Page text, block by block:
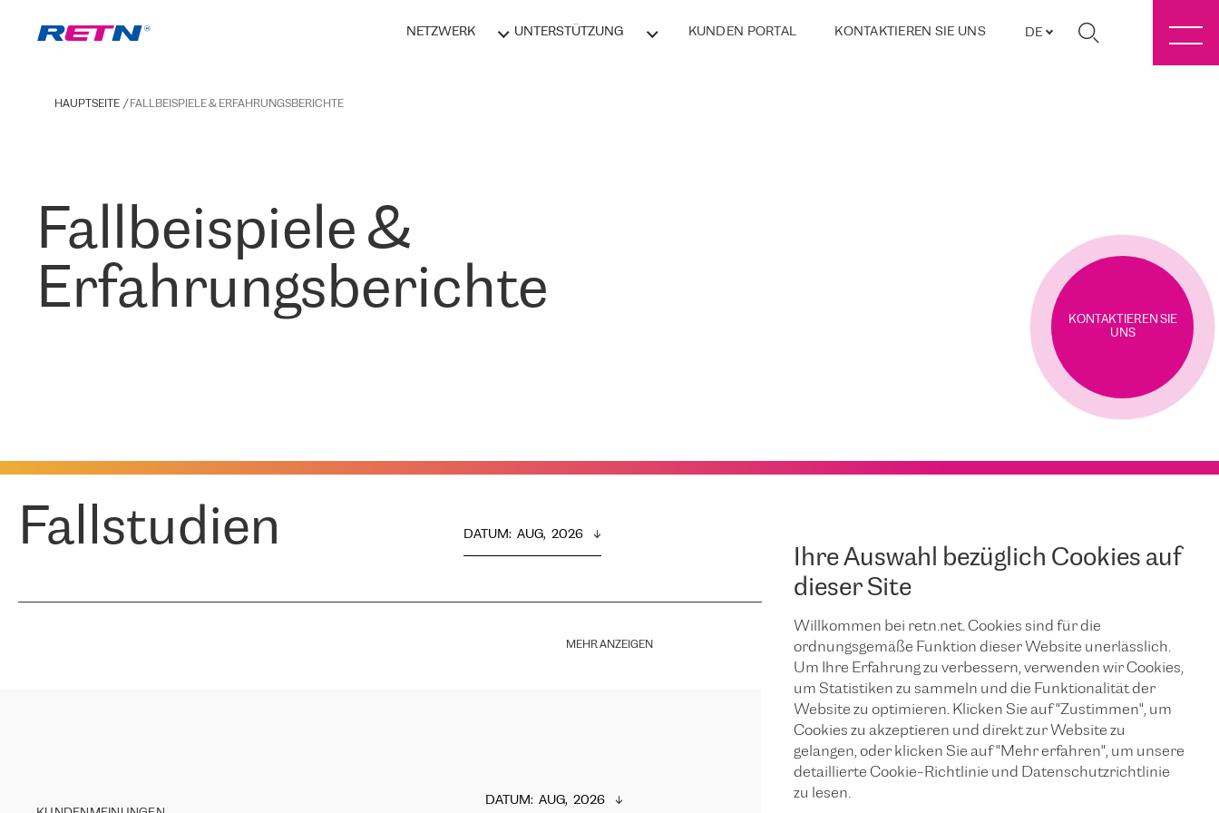
NETZWERK UNTERSTÜTZUNG KUNDEN PORTAL KONTAKTIEREN SIE UNS DE
Ihre Auswahl bezüglich Cookies auf
dieser Site
Willkommen bei retn.net. Cookies sind für die
ordnungsgemäße Funktion dieser Website unerlässlich.
Um Ihre Erfahrung zu verbessern, verwenden wir Cookies,
um Statistiken zu sammeln und die Funktionalität der
Website zu optimieren. Klicken Sie auf "Zustimmen", um
Cookies zu akzeptieren und direkt zur Website zu
gelangen, oder klicken Sie auf "Mehr erfahren", um unsere
detaillierte Cookie-Richtlinie und Datenschutzrichtlinie
zu lesen.
HAUPTSEITE FALLBEISPIELE & ERFAHRUNGSBERICHTE
Fallbeispiele &
Erfahrungsberichte
KONTAKTIEREN SIE
UNS
Fallstudien DATUM: AUG,  2026
MEHR ANZEIGEN
DATUM: AUG,  2026